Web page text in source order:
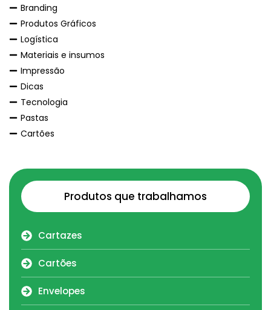
Branding
Produtos Gráficos
Logística
Materiais e insumos
Impressão
Dicas
Tecnologia
Pastas
Cartões
Produtos que trabalhamos
Cartazes
Cartões
Envelopes